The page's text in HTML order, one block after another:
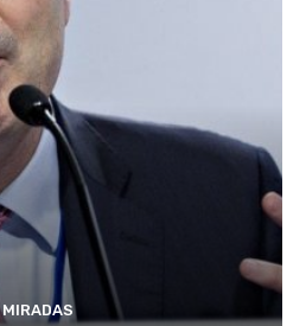
MIRADAS